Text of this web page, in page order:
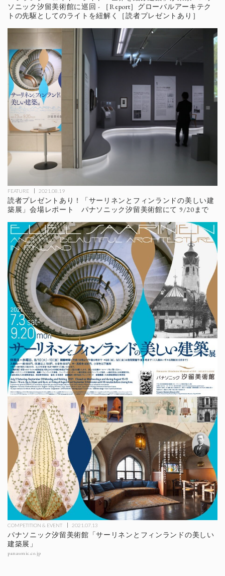
ソニック汐留美術館に巡回 - ［Report］グローバルアーキテク
トの先駆としてのライトを紐解く［読者プレゼントあり］
FEATURE 2021.08.19
読者プレゼントあり！「サーリネンとフィンランドの美しい建
築展」会場レポート パナソニック汐留美術館にて 9/20まで
COMPETITION & EVENT 2021.07.13
パナソニック汐留美術館「サーリネンとフィンランドの美しい
建築展」
panasonic.co.jp